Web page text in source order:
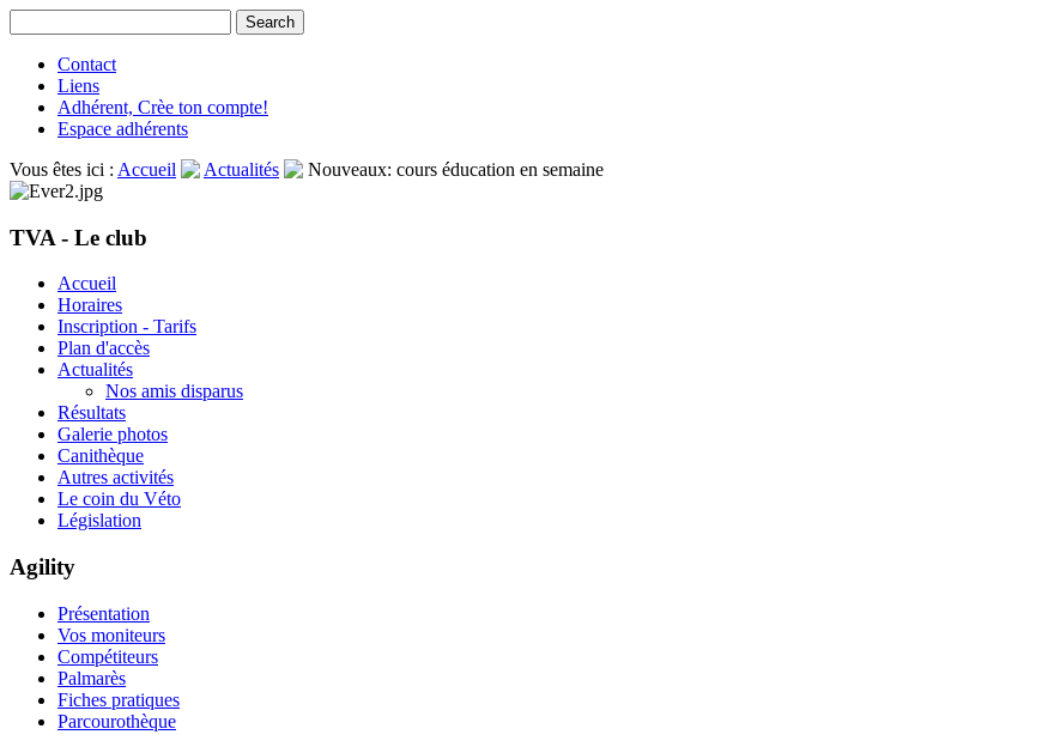
Contact
Liens
Adhérent, Crèe ton compte!
Espace adhérents
Vous êtes ici : Accueil Actualités Nouveaux: cours éducation en semaine
TVA - Le club
Accueil
Horaires
Inscription - Tarifs
Plan d'accès
Actualités
Nos amis disparus
Résultats
Galerie photos
Canithèque
Autres activités
Le coin du Véto
Législation
Agility
Présentation
Vos moniteurs
Compétiteurs
Palmarès
Fiches pratiques
Parcourothèque